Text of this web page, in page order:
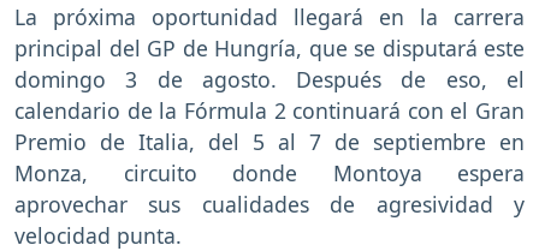
La próxima oportunidad llegará en la carrera
principal del GP de Hungría, que se disputará este
domingo 3 de agosto. Después de eso, el
calendario de la Fórmula 2 continuará con el Gran
Premio de Italia, del 5 al 7 de septiembre en
Monza, circuito donde Montoya espera
aprovechar sus cualidades de agresividad y
velocidad punta.